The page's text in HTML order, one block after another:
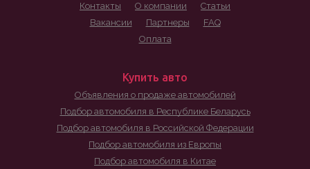
Контакты О компании
Статьи
Вакансии
Партнеры
FAQ
Оплата
Купить авто
Объявления о продаже автомобилей
Подбор автомобиля в Республике Беларусь
Подбор автомобиля в Российской Федерации
Подбор автомобиля из Европы
Подбор автомобиля в Китае